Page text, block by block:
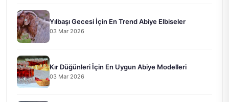
Yılbaşı Gecesi İçin En Trend Abiye Elbiseler
03 Mar 2026
Kır Düğünleri İçin En Uygun Abiye Modelleri
03 Mar 2026